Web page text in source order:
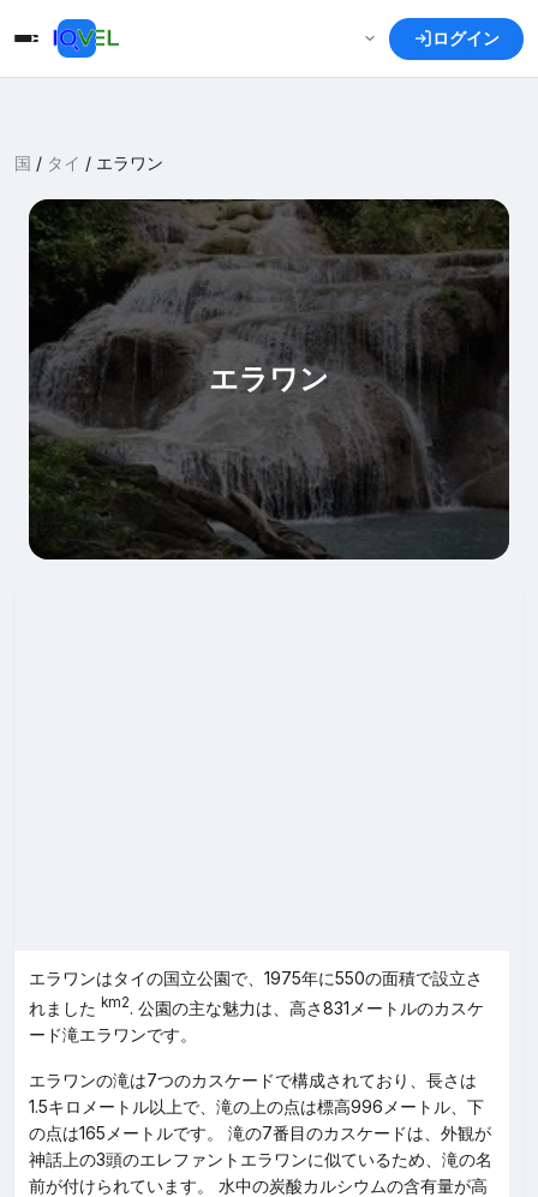
ログイン
国 / タイ / エラワン
エラワン
エラワンはタイの国立公園で、1975年に550の面積で設立さ
れました km2. 公園の主な魅力は、高さ831メートルのカスケ
ード滝エラワンです。
エラワンの滝は7つのカスケードで構成されており、長さは
1.5キロメートル以上で、滝の上の点は標高996メートル、下
の点は165メートルです。 滝の7番目のカスケードは、外観が
神話上の3頭のエレファントエラワンに似ているため、滝の名
前が付けられています。 水中の炭酸カルシウムの含有量が高